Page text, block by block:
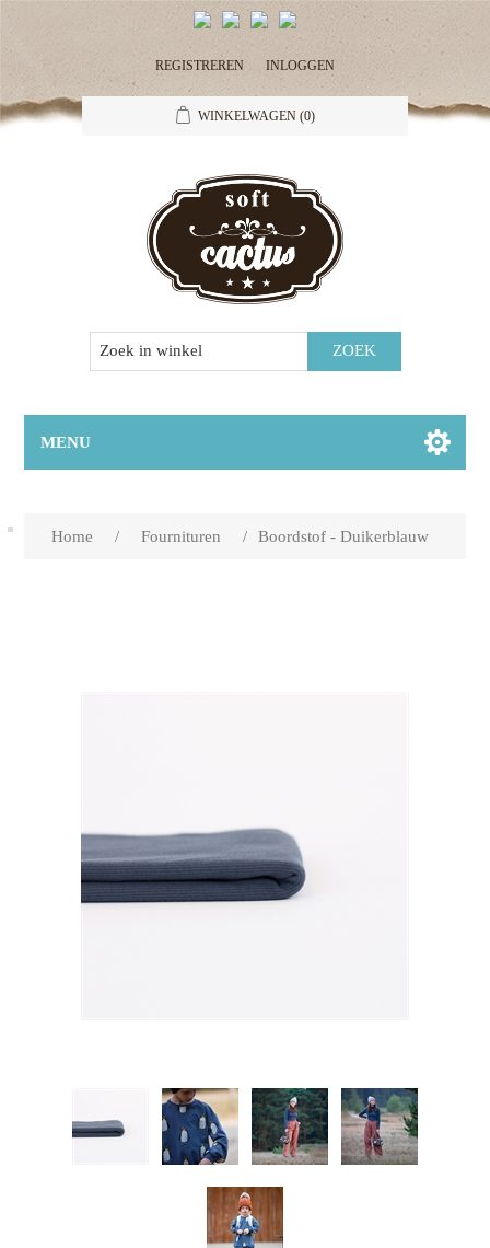
REGISTREREN INLOGGEN
WINKELWAGEN (0)
MENU
Home / Fournituren / Boordstof - Duikerblauw